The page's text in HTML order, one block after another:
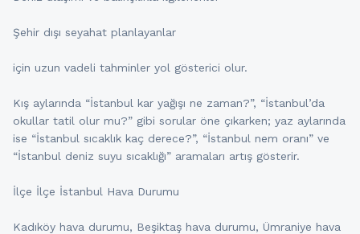
Şehir dışı seyahat planlayanlar
için uzun vadeli tahminler yol gösterici olur.
Kış aylarında “İstanbul kar yağışı ne zaman?”, “İstanbul’da
okullar tatil olur mu?” gibi sorular öne çıkarken; yaz aylarında
ise “İstanbul sıcaklık kaç derece?”, “İstanbul nem oranı” ve
“İstanbul deniz suyu sıcaklığı” aramaları artış gösterir.
İlçe İlçe İstanbul Hava Durumu
Kadıköy hava durumu, Beşiktaş hava durumu, Ümraniye hava